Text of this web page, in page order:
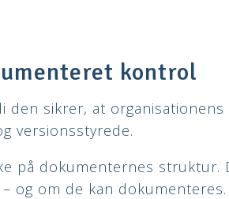
kontrol
den sikrer, at
versionsstyrede.
på dokumenternes struktur.
og om de kan dokumenteres.